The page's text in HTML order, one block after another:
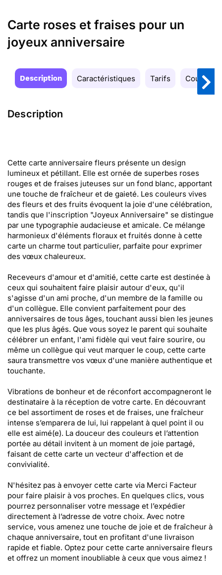
Carte roses et fraises pour un
joyeux anniversaire
Description Caractéristiques Tarifs Couleurs
Description
Cette carte anniversaire fleurs présente un design
lumineux et pétillant. Elle est ornée de superbes roses
rouges et de fraises juteuses sur un fond blanc, apportant
une touche de fraîcheur et de gaieté. Les couleurs vives
des fleurs et des fruits évoquent la joie d'une célébration,
tandis que l'inscription "Joyeux Anniversaire" se distingue
par une typographie audacieuse et amicale. Ce mélange
harmonieux d'éléments floraux et fruités donne à cette
carte un charme tout particulier, parfaite pour exprimer
des vœux chaleureux.
Receveurs d'amour et d'amitié, cette carte est destinée à
ceux qui souhaitent faire plaisir autour d'eux, qu'il
s'agisse d'un ami proche, d'un membre de la famille ou
d'un collègue. Elle convient parfaitement pour des
anniversaires de tous âges, touchant aussi bien les jeunes
que les plus âgés. Que vous soyez le parent qui souhaite
célébrer un enfant, l'ami fidèle qui veut faire sourire, ou
même un collègue qui veut marquer le coup, cette carte
saura transmettre vos vœux d'une manière authentique et
touchante.
Vibrations de bonheur et de réconfort accompagneront le
destinataire à la réception de votre carte. En découvrant
ce bel assortiment de roses et de fraises, une fraîcheur
intense s’emparera de lui, lui rappelant à quel point il ou
elle est aimé(e). La douceur des couleurs et l’attention
portée au détail invitent à un moment de joie partagé,
faisant de cette carte un vecteur d'affection et de
convivialité.
N'hésitez pas à envoyer cette carte via Merci Facteur
pour faire plaisir à vos proches. En quelques clics, vous
pourrez personnaliser votre message et l’expédier
directement à l’adresse de votre choix. Avec notre
service, vous amenez une touche de joie et de fraîcheur à
chaque anniversaire, tout en profitant d'une livraison
rapide et fiable. Optez pour cette carte anniversaire fleurs
et offrez un moment inoubliable à ceux que vous aimez !